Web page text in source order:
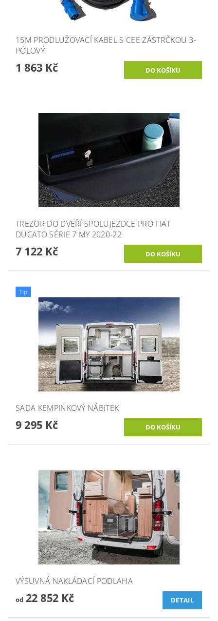
15M PRODLUŽOVACÍ KABEL S CEE ZÁSTRČKOU 3-
PÓLOVÝ
1 863 Kč
TREZOR DO DVEŘÍ SPOLUJEZDCE PRO FIAT
DUCATO SÉRIE 7 MY 2020-22
7 122 Kč
Tip
SADA KEMPINKOVÝ NÁBITEK
9 295 Kč
VÝSUVNÁ NAKLÁDACÍ PODLAHA
od22 852 Kč DETAIL